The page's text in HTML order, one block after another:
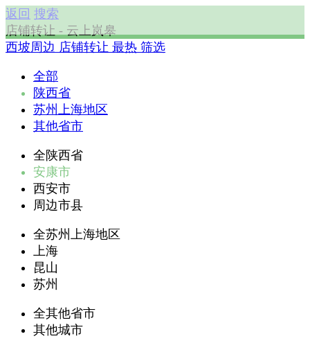
返回 搜索
店铺转让 - 云上岚皋
西坡周边 店铺转让 最热 筛选
全部
陕西省
苏州上海地区
其他省市
全陕西省
安康市
西安市
周边市县
全苏州上海地区
上海
昆山
苏州
全其他省市
其他城市